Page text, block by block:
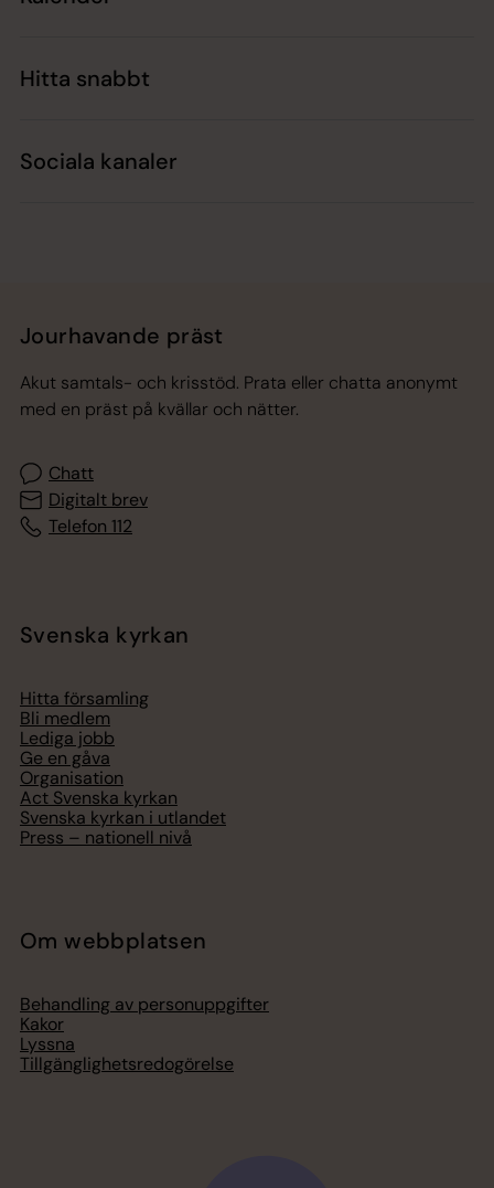
Hitta snabbt
Sociala kanaler
Jourhavande präst
Akut samtals- och krisstöd. Prata eller chatta anonymt
med en präst på kvällar och nätter.
Chatt
Digitalt brev
Telefon 112
Svenska kyrkan
Hitta församling
Bli medlem
Lediga jobb
Ge en gåva
Organisation
Act Svenska kyrkan
Svenska kyrkan i utlandet
Press – nationell nivå
Om webbplatsen
Behandling av personuppgifter
Kakor
Lyssna
Tillgänglighetsredogörelse